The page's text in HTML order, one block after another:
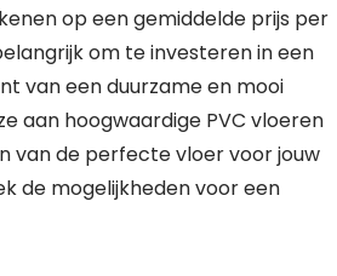
op een gemiddelde prijs per
om te investeren in een
van een duurzame en mooi
aan hoogwaardige PVC vloeren
van de perfecte vloer voor jouw
de mogelijkheden voor een